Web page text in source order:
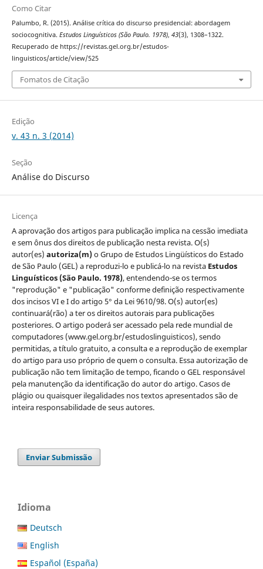
Como Citar
Palumbo, R. (2015). Análise crítica do discurso presidencial: abordagem
sociocognitiva. Estudos Linguísticos (São Paulo. 1978), 43(3), 1308–1322.
Recuperado de https://revistas.gel.org.br/estudos-
linguisticos/article/view/525
Fomatos de Citação
Edição
v. 43 n. 3 (2014)
Seção
Análise do Discurso
Licença
A aprovação dos artigos para publicação implica na cessão imediata
e sem ônus dos direitos de publicação nesta revista. O(s)
autor(es) autoriza(m)o Grupo de Estudos Lingüísticos do Estado
de São Paulo (GEL) a reproduzi-lo e publicá-lo na revista Estudos
Linguísticos(São Paulo. 1978), entendendo-se os termos
"reprodução" e "publicação" conforme definição respectivamente
dos incisos VI e I do artigo 5° da Lei 9610/98. O(s) autor(es)
continuará(rão) a ter os direitos autorais para publicações
posteriores. O artigo poderá ser acessado pela rede mundial de
computadores (www.gel.org.br/estudoslinguisticos), sendo
permitidas, a título gratuito, a consulta e a reprodução de exemplar
do artigo para uso próprio de quem o consulta. Essa autorização de
publicação não tem limitação de tempo, ficando o GEL responsável
pela manutenção da identificação do autor do artigo. Casos de
plágio ou quaisquer ilegalidades nos textos apresentados são de
inteira responsabilidade de seus autores.
Enviar Submissão
Idioma
Deutsch
English
Español (España)